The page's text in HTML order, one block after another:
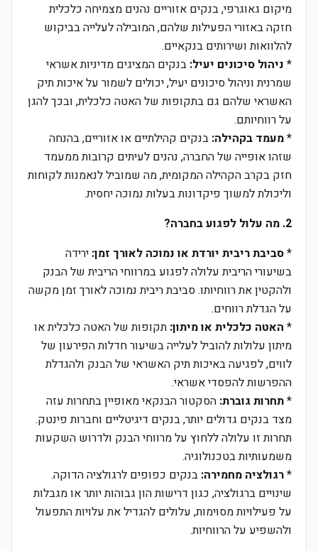
מיקום גאוגרפי, בנקים אזוריים נהנים מצמיחה כלכלית
חזקה באזורי הפעילות שלהם, המובילה לעלייה בביקוש
להלוואות ושירותים בנקאיים.
* ניהול סיכונים יעיל: בנקים המציגים מדיניות אשראי
שמרנית וניהול סיכונים יעיל, יכולים לשמור על איכות תיק
האשראי שלהם גם בתקופות של האטה כלכלית, ובכך להגן
על רווחיותם.
*מעמד בקהילה: בנקים קהילתיים או אזוריים, בהנחה
שזהו אופייה של החברה, נהנים לעיתים קרובות ממעמד
חזק בקרב הקהילה המקומית, מה שמוביל לנאמנות לקוחות
וליכולת למשוך פיקדונות בעלות נמוכה יחסית.
2. מה עלול לפגוע בחברה?
*סביבת ריבית יורדת או נמוכה לאורך זמן: ירידה
בשיעורי הריבית עלולה לפגוע במרווחי הריבית של הבנק
ולהקטין את רווחיותו. סביבת ריבית נמוכה לאורך זמן מקשה
על הגדלת רווחים.
* האטה כלכלית או מיתון: תקופות של האטה כלכלית או
מיתון עלולות להוביל לעלייה בשיעור חדלות הפירעון של
לווים, לפגיעה באיכות תיק האשראי של הבנק ולהגדלת
ההפרשות להפסדי אשראי.
*תחרות גוברת: הסקטור הבנקאי מאופיין בתחרות עזה
מצד בנקים גדולים יותר, בנקים דיגיטליים וחברות פינטק.
תחרות זו עלולה ללחוץ על מרווחי הבנק ולדרוש השקעות
משמעותיות בטכנולוגיה.
*רגולציה מחמירה: בנקים כפופים לרגולציה הדוקה.
שינויים ברגולציה, כגון דרישות הון גבוהות יותר או מגבלות
על פעילויות מסוימות, עלולים להגדיל את עלויות התפעול
ולהשפיע על הרווחיות.